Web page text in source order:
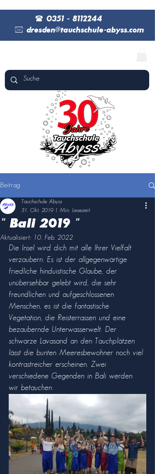
( 0351 - 8112244
* dresden@tauchschule-abyss.com
Beitrag
" Bali 2019 "
Tauchschule Abyss
31. Okt. 2019 1 Min. Lesezeit
Aktualisiert: 10. Feb. 2022
Die Insel wird dich mit alle Ihrer Vielfalt
verzaubern. Es ist der allgegenwärtige
friedliche hinduistische Glaube, der
unübersehbar gelebt wird, die sehr
freundlichen und aufgeschlossenen
Menschen, es ist die fantastische
Vegetation, die Reisterrassen und eine
bezaubernde Unterwasserwelt. Der
schwarze Lavasand an den Tauchplätzen
lässt die bunten Meeresbewohner noch viel
kontrastreicher erscheinen. Zwei
verschiedene Gegenden in Bali werden
wir betauchen.